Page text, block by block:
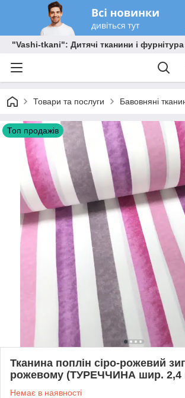
"Vashi-tkani": Дитячі тканини і
Товари та послуги Бавовняні
Топ продажів
Тканина поплін сіро-рожевий
рожевому (ТУРЕЧЧИНА шир. 2,4
Немає в наявності